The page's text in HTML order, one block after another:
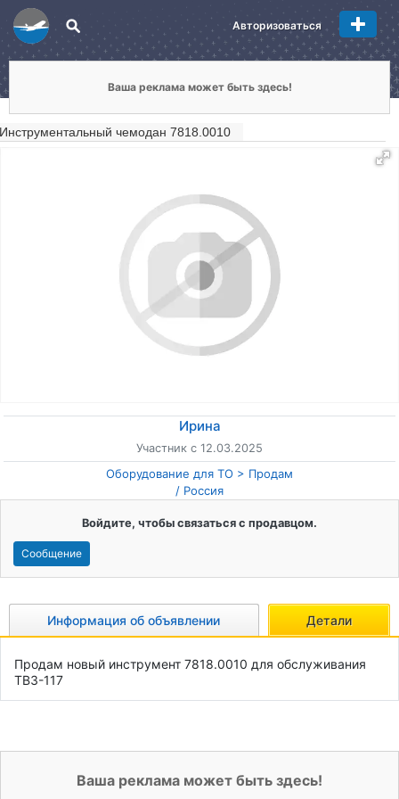
Авторизоваться
Ваша реклама может быть здесь!
Инструментальный чемодан 7818.0010
Ирина
Участник с 12.03.2025
Оборудование для ТО
Продам
Россия
/
Войдите, чтобы связаться с продавцом.
Сообщение
Информация об объявлении Детали
Продам новый инструмент 7818.0010 для обслуживания
ТВ3-117
Ваша реклама может быть здесь!